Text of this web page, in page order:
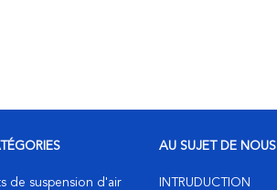
de suspension d'air
AU SUJET DE NOUS
INTRUDUCTION